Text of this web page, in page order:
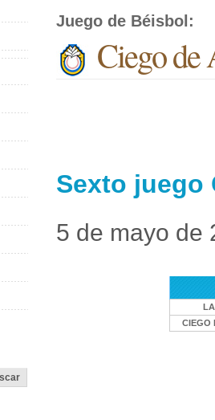
Juego de Béisbol :
Ciego de
Sexto juego
5 de mayo de
CIEGO